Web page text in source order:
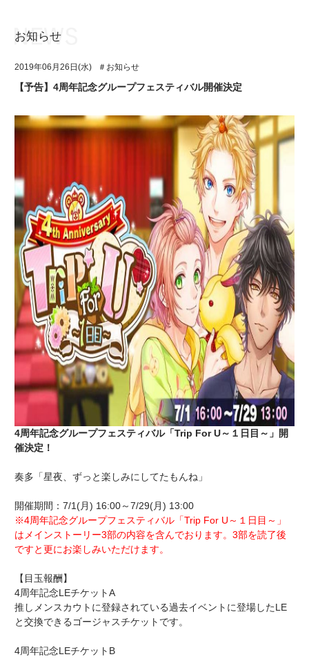
アプリゲーム
ミュージック
グッズ・本
ギャラリー
ユニット&キャラクター
イベント・キャンペーン
ミュージック
グッズ・本
ギャラリー
お知らせ
2019年06月26日(水) ＃お知らせ
【予告】4周年記念グループフェスティバル開催決定
4周年記念グループフェスティバル「Trip For U～１日目～」開
催決定！
奏多「星夜、ずっと楽しみにしてたもんね」
開催期間：7/1(月) 16:00～7/29(月) 13:00
※4周年記念グループフェスティバル「Trip For U～１日目～」
はメインストーリー3部の内容を含んでおります。3部を読了後
ですと更にお楽しみいただけます。
【目玉報酬】
4周年記念LEチケットA
推しメンスカウトに登録されている過去イベントに登場したLE
と交換できるゴージャスチケットです。
4周年記念LEチケットB